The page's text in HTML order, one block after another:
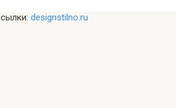
designstilno.ru